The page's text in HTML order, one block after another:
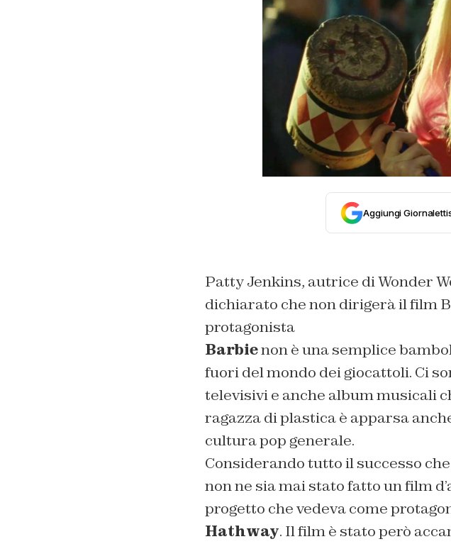
Aggiungi
Patty Jenkins, autrice di Wonder
dichiarato che non dirigerà il film
protagonista
Barbienon è una semplice
fuori del mondo dei giocattoli. Ci
televisivi e anche album musicali
ragazza di plastica è apparsa
cultura pop generale.
Considerando tutto il successo
non ne sia mai stato fatto un film
progetto che vedeva come
Hathway. Il film è stato però